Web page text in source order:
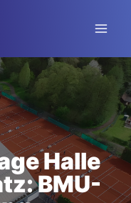
Halle
BMU-